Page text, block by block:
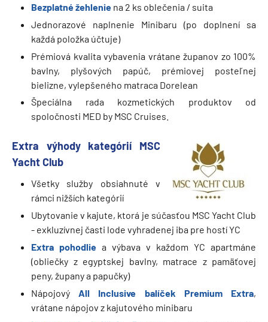
Bezplatné žehlenie na 2 ks oblečenia / suita
Jednorazové naplnenie Minibaru (po doplnení sa
každá položka účtuje)
Prémiová kvalita vybavenia vrátane županov zo 100%
bavlny, plyšových papúč, prémiovej posteľnej
bielizne, vylepšeného matraca Dorelean
Špeciálna rada kozmetických produktov od
spoločnosti MED by MSC Cruises.
Extra výhody kategórií MSC
Yacht Club
Všetky služby obsiahnuté v
rámci nižších kategórií
Ubytovanie v kajute, ktorá je súčasťou MSC Yacht Club
- exkluzívnej časti lode vyhradenej iba pre hostí YC
Extra pohodlie a výbava v každom YC apartmáne
(obliečky z egyptskej bavlny, matrace z pamäťovej
peny, župany a papučky)
NápojovýAll Inclusive balíček Premium Extra,
vrátane nápojov z kajutového minibaru